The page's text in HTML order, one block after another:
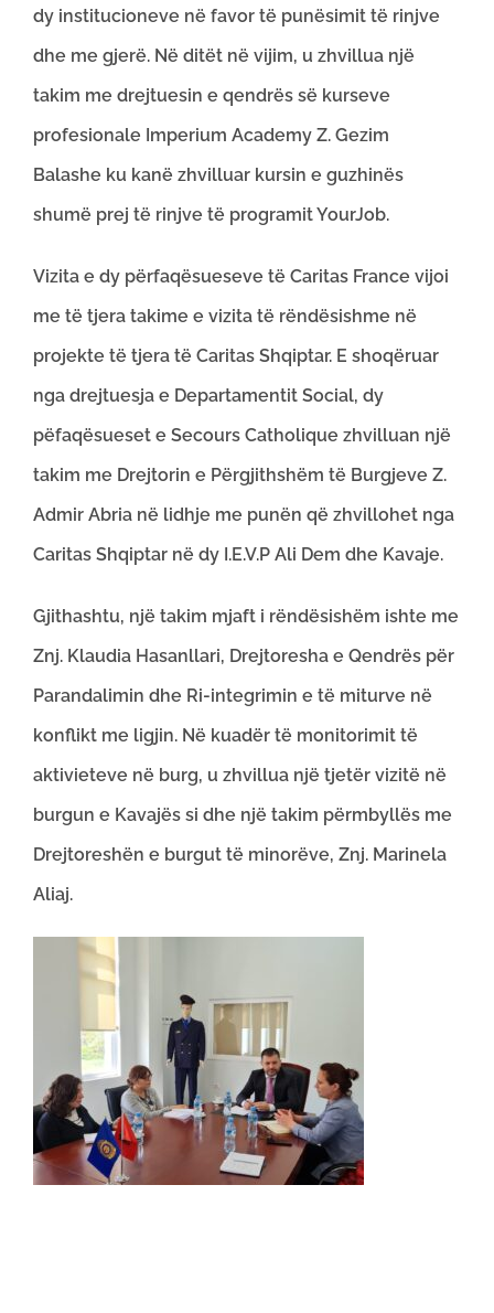
dy institucioneve në favor të punësimit të rinjve
dhe me gjerë. Në ditët në vijim, u zhvillua një
takim me drejtuesin e qendrës së kurseve
profesionale Imperium Academy Z. Gezim
Balashe ku kanë zhvilluar kursin e guzhinës
shumë prej të rinjve të programit YourJob.
Vizita e dy përfaqësueseve të Caritas France vijoi
me të tjera takime e vizita të rëndësishme në
projekte të tjera të Caritas Shqiptar. E shoqëruar
nga drejtuesja e Departamentit Social, dy
pëfaqësueset e Secours Catholique zhvilluan një
takim me Drejtorin e Përgjithshëm të Burgjeve Z.
Admir Abria në lidhje me punën që zhvillohet nga
Caritas Shqiptar në dy I.E.V.P Ali Dem dhe Kavaje.
Gjithashtu, një takim mjaft i rëndësishëm ishte me
Znj. Klaudia Hasanllari, Drejtoresha e Qendrës për
Parandalimin dhe Ri-integrimin e të miturve në
konflikt me ligjin. Në kuadër të monitorimit të
aktivieteve në burg, u zhvillua një tjetër vizitë në
burgun e Kavajës si dhe një takim përmbyllës me
Drejtoreshën e burgut të minorëve, Znj. Marinela
Aliaj.